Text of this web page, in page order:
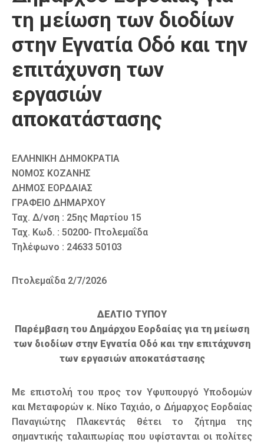
τη μείωση των διοδίων
στην Εγνατία Οδό και την
επιτάχυνση των
εργασιών
αποκατάστασης
ΕΛΛΗΝΙΚΗ ΔΗΜΟΚΡΑΤΙΑ
ΝΟΜΟΣ ΚΟΖΑΝΗΣ
ΔΗΜΟΣ ΕΟΡΔΑΙΑΣ
ΓΡΑΦΕΙΟ ΔΗΜΑΡΧΟΥ
Ταχ. Δ/νση : 25ης Μαρτίου 15
Ταχ. Κωδ. : 50200- Πτολεμαΐδα
Τηλέφωνο : 24633 50103
Πτολεμαΐδα 2/7/2026
ΔΕΛΤΙΟ ΤΥΠΟΥ
Παρέμβαση του Δημάρχου Εορδαίας για τη μείωση
των διοδίων στην Εγνατία Οδό και την επιτάχυνση
των εργασιών αποκατάστασης
Με επιστολή του προς τον Υφυπουργό Υποδομών
και Μεταφορών κ. Νίκο Ταχιάο, ο Δήμαρχος Εορδαίας
Παναγιώτης Πλακεντάς θέτει το ζήτημα της
σημαντικής ταλαιπωρίας που υφίστανται οι πολίτες